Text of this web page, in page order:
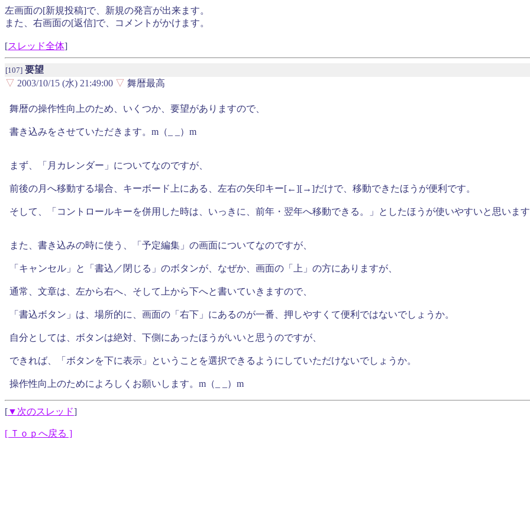
左画面の[新規投稿]で、新規の発言が出来ます。
また、右画面の[返信]で、コメントがかけます。
[スレッド全体]
[107] 要望
▽ 2003/10/15 (水) 21:49:00 ▽ 舞暦最高
舞暦の操作性向上のため、いくつか、要望がありますので、
書き込みをさせていただきます。m（_ _）m
まず、「月カレンダー」についてなのですが、
前後の月へ移動する場合、キーボード上にある、左右の矢印キー[←][→]だけで、移動できたほうが便利です。
そして、「コントロールキーを併用した時は、いっきに、前年・翌年へ移動できる。」としたほうが使いやすいと思います
また、書き込みの時に使う、「予定編集」の画面についてなのですが、
「キャンセル」と「書込／閉じる」のボタンが、なぜか、画面の「上」の方にありますが、
通常、文章は、左から右へ、そして上から下へと書いていきますので、
「書込ボタン」は、場所的に、画面の「右下」にあるのが一番、押しやすくて便利ではないでしょうか。
自分としては、ボタンは絶対、下側にあったほうがいいと思うのですが、
できれば、「ボタンを下に表示」ということを選択できるようにしていただけないでしょうか。
操作性向上のためによろしくお願いします。m（_ _）m
[▼次のスレッド]
[ Ｔｏｐへ戻る ]